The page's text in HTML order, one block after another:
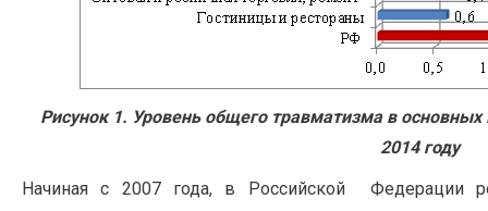
Рисунок 1. Уровень общего травматизма в
2014 году
Начиная с 2007 года, в Российской Федерации